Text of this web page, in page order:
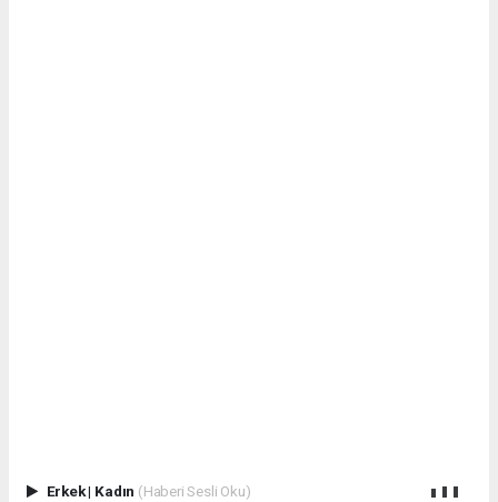
Erkek| Kadın (Haberi Sesli Oku)